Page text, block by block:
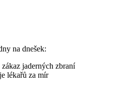
na dnešek:
jaderných zbraní
lékařů za mír